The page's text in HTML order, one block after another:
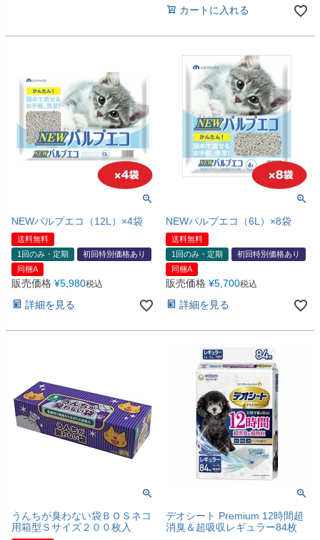
カートに入れる
NEWパルプエコ（12L）×4袋
送料無料
1回のみ・定期
初回特別価格あり
同梱A
販売価格 ¥5,980税込
詳細を見る
NEWパルプエコ（6L）×8袋
送料無料
1回のみ・定期
初回特別価格あり
同梱A
販売価格 ¥5,700税込
詳細を見る
うんちが臭わない袋ＢＯＳネコ
用箱型Ｓサイズ２００枚入
デオシート Premium 12時間超
消臭＆超吸収レギュラー84枚